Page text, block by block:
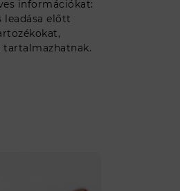
információkat:
leadása előtt
tartalmazhatnak.